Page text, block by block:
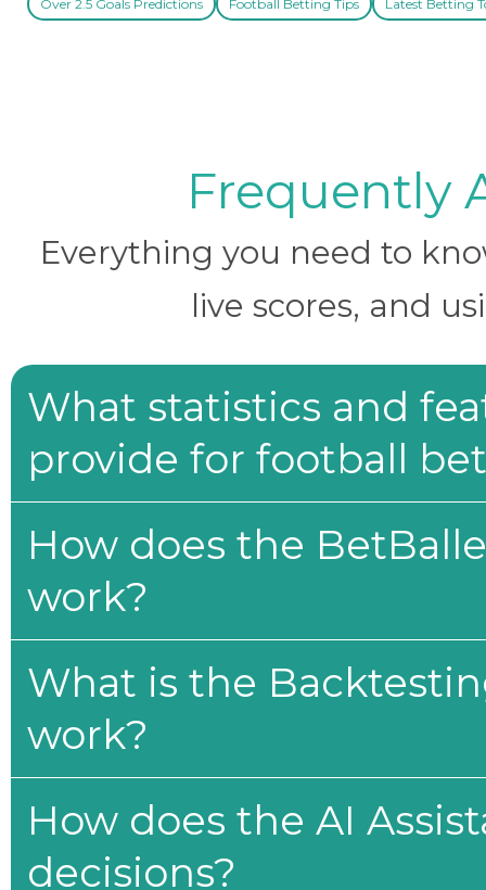
Over 2.5 Goals Predictions Football Betting Tips Latest Betting
Frequently
Everything you need to
live scores, and
What statistics and
provide for football
How does the
work?
What is the
work?
How does the AI
decisions?